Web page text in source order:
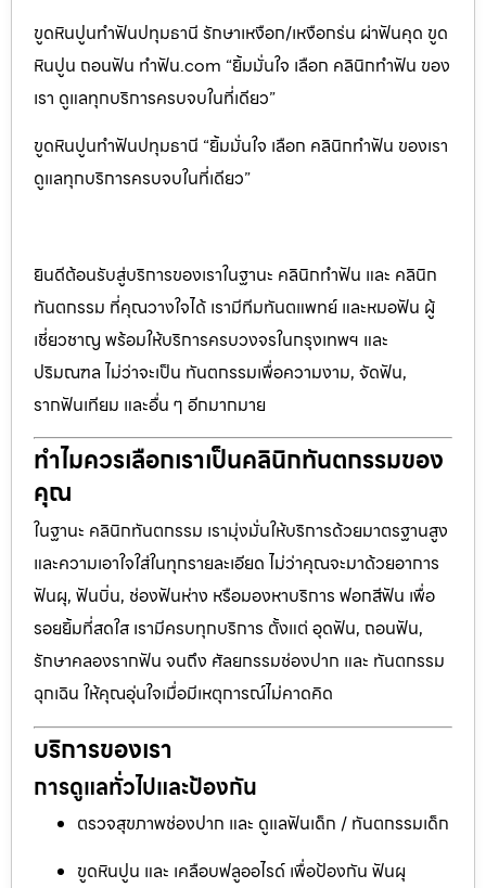
ขูดหินปูนทำฟันปทุมธานี รักษาเหงือก/เหงือกร่น ผ่าฟันคุด ขูด
หินปูน ถอนฟัน ทำฟัน.com “ยิ้มมั่นใจ เลือก คลินิกทำฟัน ของ
เรา ดูแลทุกบริการครบจบในที่เดียว”
ขูดหินปูนทำฟันปทุมธานี “ยิ้มมั่นใจ เลือก คลินิกทำฟัน ของเรา
ดูแลทุกบริการครบจบในที่เดียว”
ยินดีต้อนรับสู่บริการของเราในฐานะ คลินิกทำฟัน และ คลินิก
ทันตกรรม ที่คุณวางใจได้ เรามีทีมทันตแพทย์ และหมอฟัน ผู้
เชี่ยวชาญ พร้อมให้บริการครบวงจรในกรุงเทพฯ และ
ปริมณฑล ไม่ว่าจะเป็น ทันตกรรมเพื่อความงาม, จัดฟัน,
รากฟันเทียม และอื่น ๆ อีกมากมาย
ทำไมควรเลือกเราเป็นคลินิกทันตกรรมของ
คุณ
ในฐานะ คลินิกทันตกรรม เรามุ่งมั่นให้บริการด้วยมาตรฐานสูง
และความเอาใจใส่ในทุกรายละเอียด ไม่ว่าคุณจะมาด้วยอาการ
ฟันผุ, ฟันบิ่น, ช่องฟันห่าง หรือมองหาบริการ ฟอกสีฟัน เพื่อ
รอยยิ้มที่สดใส เรามีครบทุกบริการ ตั้งแต่ อุดฟัน, ถอนฟัน,
รักษาคลองรากฟัน จนถึง ศัลยกรรมช่องปาก และ ทันตกรรม
ฉุกเฉิน ให้คุณอุ่นใจเมื่อมีเหตุการณ์ไม่คาดคิด
บริการของเรา
การดูแลทั่วไปและป้องกัน
ตรวจสุขภาพช่องปาก และ ดูแลฟันเด็ก / ทันตกรรมเด็ก
ขูดหินปูน และ เคลือบฟลูออไรด์ เพื่อป้องกัน ฟันผุ